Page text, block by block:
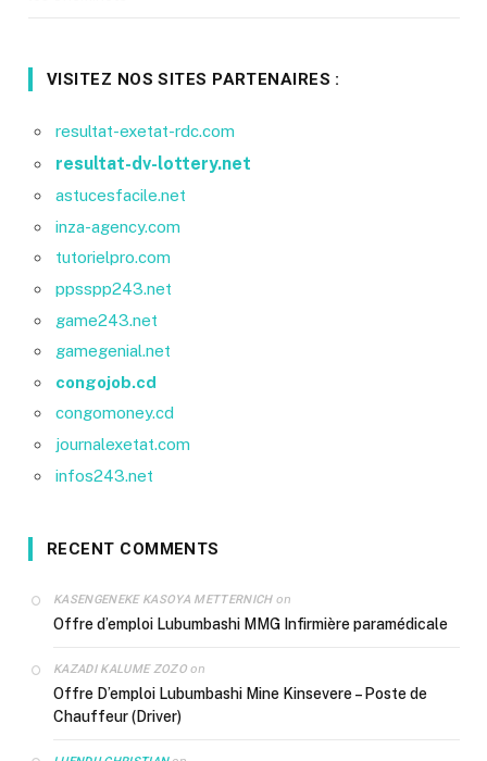
VISITEZ NOS SITES PARTENAIRES :
resultat-exetat-rdc.com
resultat-dv-lottery.net
astucesfacile.net
inza-agency.com
tutorielpro.com
ppsspp243.net
game243.net
gamegenial.net
congojob.cd
congomoney.cd
journalexetat.com
infos243.net
RECENT COMMENTS
KASENGENEKE KASOYA METTERNICHon
Offre d’emploi Lubumbashi MMG Infirmière paramédicale
KAZADI KALUME ZOZOon
Offre D’emploi Lubumbashi Mine Kinsevere – Poste de
Chauffeur (Driver)